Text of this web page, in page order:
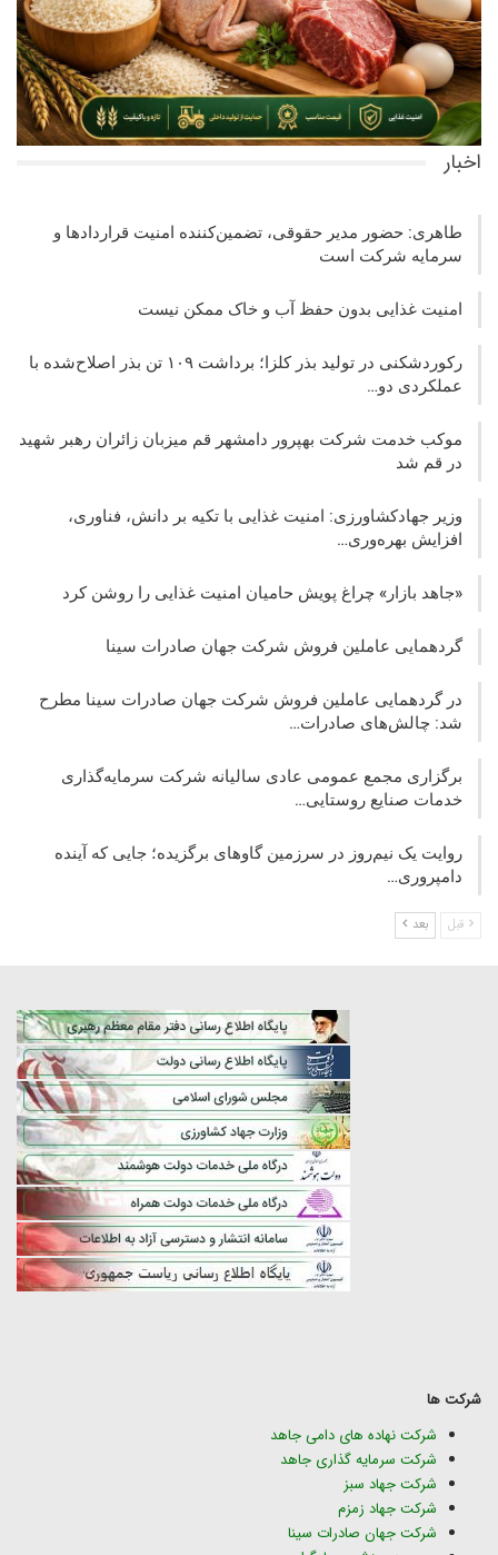
اخبار
طاهری: حضور مدیر حقوقی، تضمین‌کننده امنیت قراردادها و
سرمایه شرکت‌ است
امنیت غذایی بدون حفظ آب و خاک ممکن نیست
رکوردشکنی در تولید بذر کلزا؛ برداشت ۱۰۹ تن بذر اصلاح‌شده با
عملکردی دو…
موکب خدمت شرکت بهپرور دامشهر قم میزبان زائران رهبر شهید
در قم شد
وزیر جهادکشاورزی: امنیت غذایی با تکیه بر دانش، فناوری،
افزایش بهره‌وری…
«جاهد بازار» چراغ پویش حامیان امنیت غذایی را روشن کرد
گردهمایی عاملین فروش شرکت جهان صادرات سینا
در گردهمایی عاملین فروش شرکت جهان صادرات سینا مطرح
شد: چالش‌های صادرات…
برگزاری مجمع عمومی عادی سالیانه شرکت سرمایه‌گذاری
خدمات صنایع روستایی…
روایت یک نیم‌روز در سرزمین گاوهای برگزیده؛ جایی که آینده
دامپروری…
قبل بعد
شرکت ها
شرکت نهاده های دامی جاهد
شرکت سرمایه گذاری جاهد
شرکت جهاد سبز
شرکت جهاد زمزم
شرکت جهان صادرات سینا